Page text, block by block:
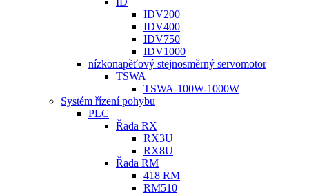
IDV200
IDV400
IDV750
IDV1000
nízkonapěťový stejnosměrný servomotor
TSWA
TSWA-100W-1000W
Systém řízení pohybu
PLC
Řada RX
RX3U
RX8U
Řada RM
418 RM
RM510